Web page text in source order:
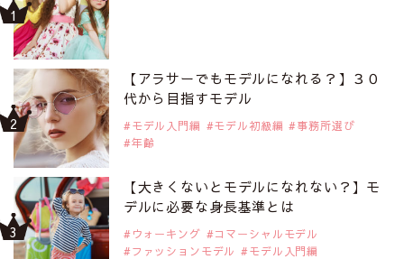
【アラサーでもモデルになれる？】３０
代から目指すモデル
モデル入門編 モデル初級編
事務所選び
年齢
【大きくないとモデルになれない？】モ
デルに必要な身長基準とは
ウォーキング
コマーシャルモデル
ファッションモデル
モデル入門編